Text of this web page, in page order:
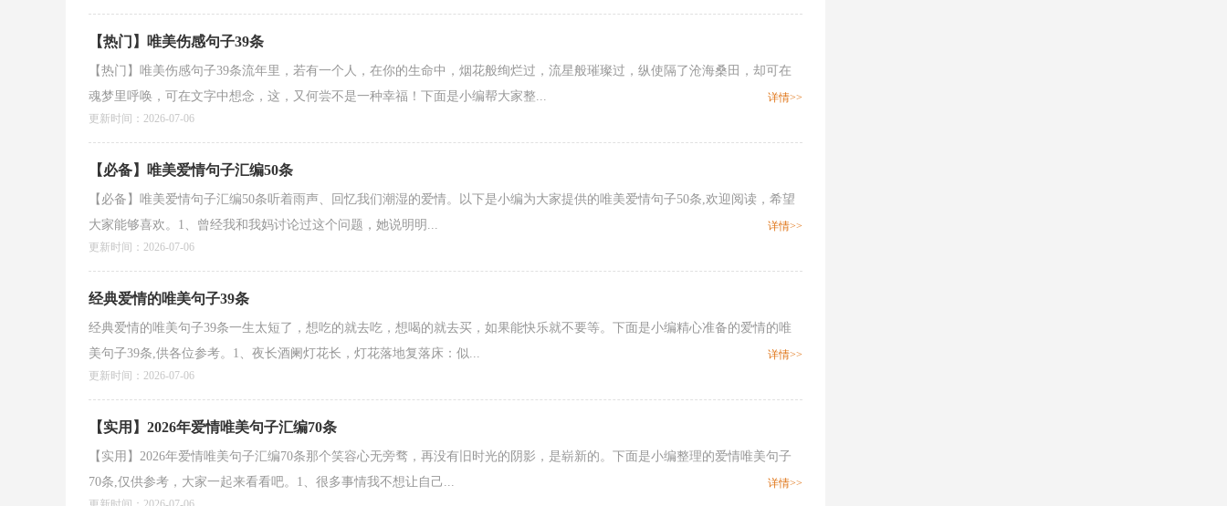
【热门】唯美伤感句子39条
【热门】唯美伤感句子39条流年里，若有一个人，在你的生命中，烟花般绚烂过，流星般璀璨过，纵使隔了沧海桑田，却可在
魂梦里呼唤，可在文字中想念，这，又何尝不是一种幸福！下面是小编帮大家整...
详情>>
更新时间：2026-07-06
【必备】唯美爱情句子汇编50条
【必备】唯美爱情句子汇编50条听着雨声、回忆我们潮湿的爱情。以下是小编为大家提供的唯美爱情句子50条,欢迎阅读，希望
大家能够喜欢。1、曾经我和我妈讨论过这个问题，她说明明...
详情>>
更新时间：2026-07-06
经典爱情的唯美句子39条
经典爱情的唯美句子39条一生太短了，想吃的就去吃，想喝的就去买，如果能快乐就不要等。下面是小编精心准备的爱情的唯
美句子39条,供各位参考。1、夜长酒阑灯花长，灯花落地复落床：似...
详情>>
更新时间：2026-07-06
【实用】2026年爱情唯美句子汇编70条
【实用】2026年爱情唯美句子汇编70条那个笑容心无旁骛，再没有旧时光的阴影，是崭新的。下面是小编整理的爱情唯美句子
70条,仅供参考，大家一起来看看吧。1、很多事情我不想让自己...
详情>>